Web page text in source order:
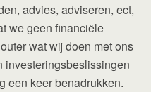
advies, adviseren, ect,
we geen financiële
wat wij doen met ons
investeringsbeslissingen
een keer benadrukken.